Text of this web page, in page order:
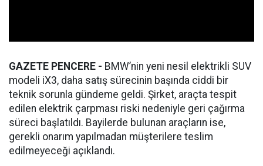
GAZETE PENCERE - BMW’nin yeni nesil elektrikli SUV
modeli iX3, daha satış sürecinin başında ciddi bir
teknik sorunla gündeme geldi. Şirket, araçta tespit
edilen elektrik çarpması riski nedeniyle geri çağırma
süreci başlatıldı. Bayilerde bulunan araçların ise,
gerekli onarım yapılmadan müşterilere teslim
edilmeyeceği açıklandı.